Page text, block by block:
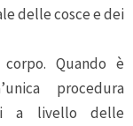
delle cosce e dei
Quando è
procedura
a livello delle